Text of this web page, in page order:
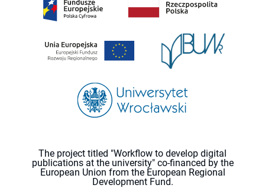
The project titled "Workflow to develop digital
publications at the university" co-financed by the
European Union from the European Regional
Development Fund.